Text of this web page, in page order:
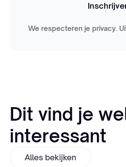
We respecteren je privacy.
Dit vind je
interessant
Alles bekijken